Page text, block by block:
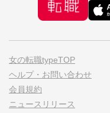
女の転職typeTOP
ヘルプ・お問い合わせ
会員規約
ニュースリリース